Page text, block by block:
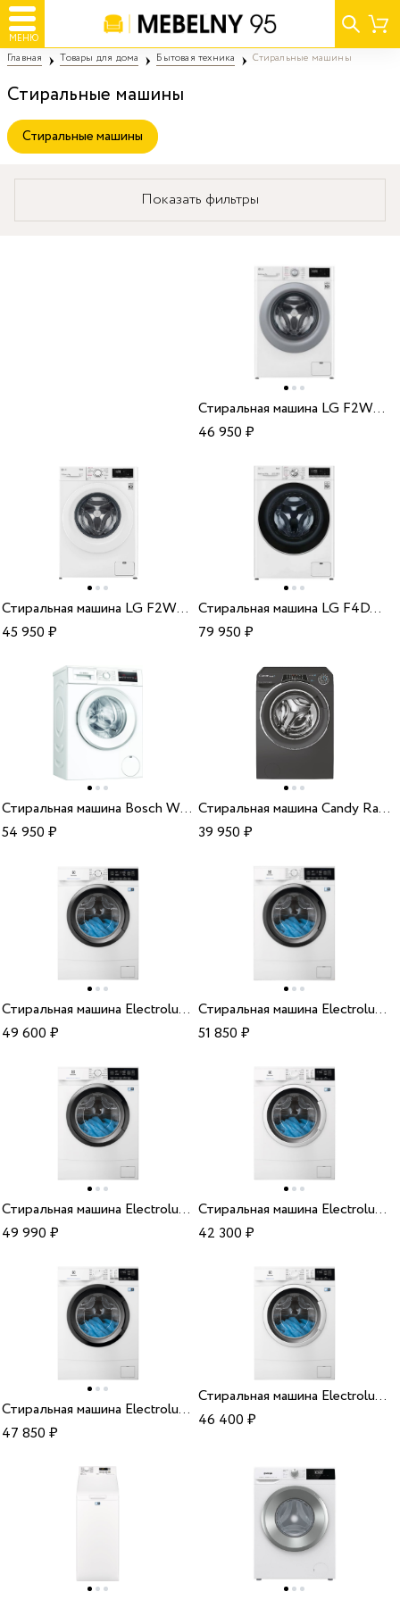
МЕНЮ
Главная Товары для дома Бытовая техника Стиральные машины
Стиральные машины
Стиральные машины
Показать фильтры
Стиральная машина LG F2WV3S7S4E/PI
46 950₽
Стиральная машина LG F2WV3S7S3E/PI
45 950₽
Стиральная машина LG F4DV709S1E/PI
79 950₽
Стиральная машина Bosch WLP20260
54 950₽
Стиральная машина Candy RapidO RO4 1276DWMCR3-07
39 950₽
Стиральная машина Electrolux EW6S3R07SI
49 600₽
Стиральная машина Electrolux EW6S3R26S
51 850₽
Стиральная машина Electrolux EW6S3R26SI
49 990₽
Стиральная машина Electrolux EW6S4R04W
42 300₽
Стиральная машина Electrolux EW6S4R06BI
47 850₽
Стиральная машина Electrolux EW6S4R27W
46 400₽